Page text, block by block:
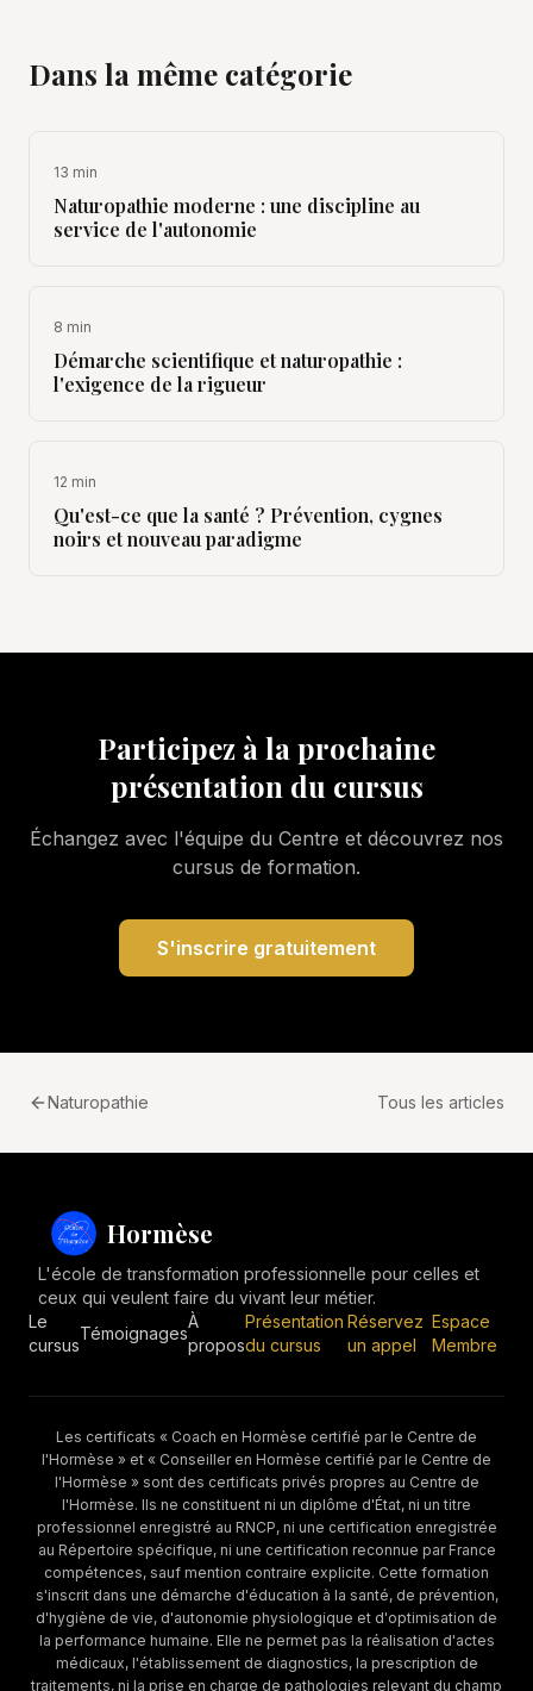
Dans la même catégorie
13 min
Naturopathie moderne : une discipline au
service de l'autonomie
8 min
Démarche scientifique et naturopathie :
l'exigence de la rigueur
12 min
Qu'est-ce que la santé ? Prévention, cygnes
noirs et nouveau paradigme
Participez à la prochaine
présentation du cursus
Échangez avec l'équipe du Centre et découvrez nos
cursus de formation.
S'inscrire gratuitement
Naturopathie Tous les articles
Hormèse
L'école de transformation professionnelle pour celles et
ceux qui veulent faire du vivant leur métier.
Le
cursus
Témoignages
À
propos
Présentation
du cursus
Réservez
un appel
Espace
Membre
Les certificats « Coach en Hormèse certifié par le Centre de
l'Hormèse » et « Conseiller en Hormèse certifié par le Centre de
l'Hormèse » sont des certificats privés propres au Centre de
l'Hormèse. Ils ne constituent ni un diplôme d'État, ni un titre
professionnel enregistré au RNCP, ni une certification enregistrée
au Répertoire spécifique, ni une certification reconnue par France
compétences, sauf mention contraire explicite. Cette formation
s'inscrit dans une démarche d'éducation à la santé, de prévention,
d'hygiène de vie, d'autonomie physiologique et d'optimisation de
la performance humaine. Elle ne permet pas la réalisation d'actes
médicaux, l'établissement de diagnostics, la prescription de
traitements, ni la prise en charge de pathologies relevant du champ